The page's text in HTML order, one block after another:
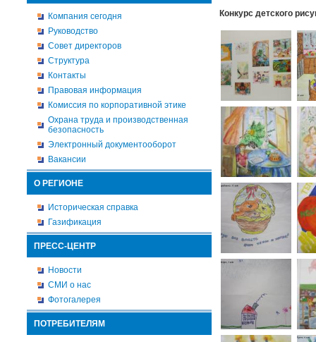
Компания сегодня
Руководство
Совет директоров
Структура
Контакты
Правовая информация
Комиссия по корпоративной этике
Охрана труда и производственная
безопасность
Электронный документооборот
Вакансии
О РЕГИОНЕ
Историческая справка
Газификация
ПРЕСС-ЦЕНТР
Новости
СМИ о нас
Фотогалерея
ПОТРЕБИТЕЛЯМ
Конкурс детского